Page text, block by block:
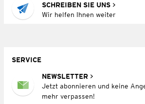
SCHREIBEN SIE UNS
Wir helfen Ihnen weiter
SERVICE
NEWSLETTER
Jetzt abonnieren und keine
mehr verpassen!